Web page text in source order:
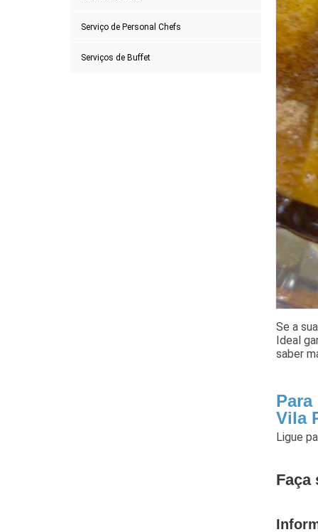
Serviço de Personal Chefs
Serviços de Buffet
Se a
Ideal
saber
Vila
Ligue
Faça